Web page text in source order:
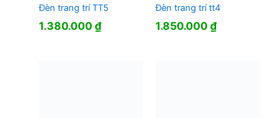
Đèn trang trí TT5
1.380.000₫
Đèn trang trí tt4
1.850.000₫